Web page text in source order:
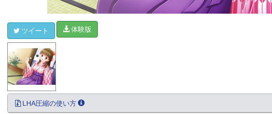
ツイート 体験版
LHA圧縮の使い方